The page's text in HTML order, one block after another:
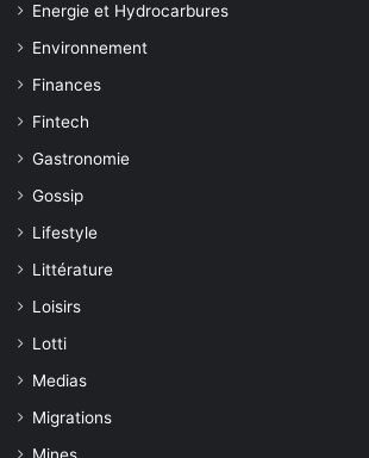
Energie et Hydrocarbures
Environnement
Finances
Fintech
Gastronomie
Gossip
Lifestyle
Littérature
Loisirs
Lotti
Medias
Migrations